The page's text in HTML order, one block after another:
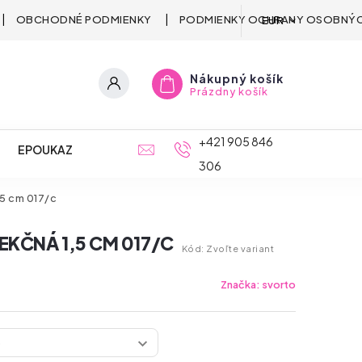
OBCHODNÉ PODMIENKY PODMIENKY OCHRANY
EUR
Nákupný košík
Prázdny košík
EPOUKAZ
+421 905 846
306
cm 017/c
1,5 CM 017/C Kód: Zvoľte variant
Značka: svorto